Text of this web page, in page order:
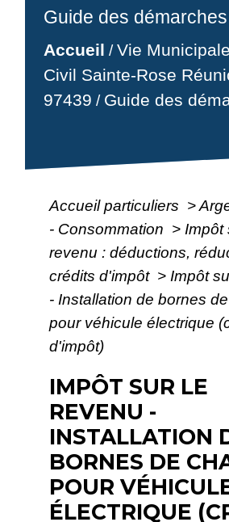
Guide des démarches
Accueil /Vie Municipale
Civil Sainte-Rose
97439 / Guide des
Accueil particuliers >
- Consommation > Impôt
revenu : déductions,
crédits d'impôt > Impôt
- Installation de bornes
pour véhicule électrique
d'impôt)
IMPÔT SUR LE
REVENU -
INSTALLATION
BORNES DE
POUR
ÉLECTRIQUE